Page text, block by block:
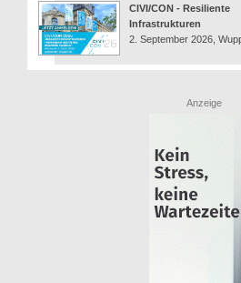
CIVI/CON - Resiliente
Infrastrukturen
2. September 2026,
Anzeige